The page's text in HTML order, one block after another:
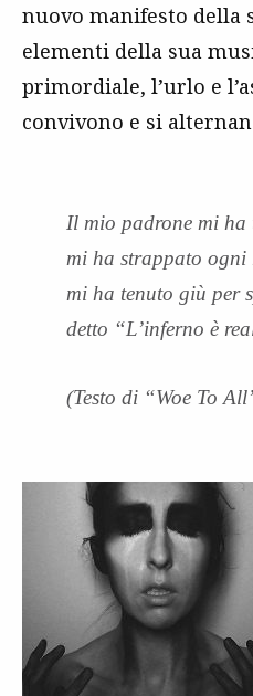
nuovo manifesto della
elementi della sua
primordiale, l’urlo e
convivono e si
Il mio padrone mi
mi ha strappato
mi ha tenuto giù per
detto “L’inferno è
(Testo di “Woe To